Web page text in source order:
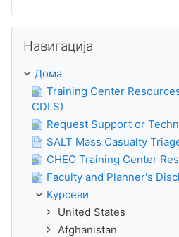
Навигација
Дома
Training Center
CDLS)
Request Support or
SALT Mass Casualty
CHEC Training Center
Faculty and Planner's
Курсеви
United States
Afghanistan